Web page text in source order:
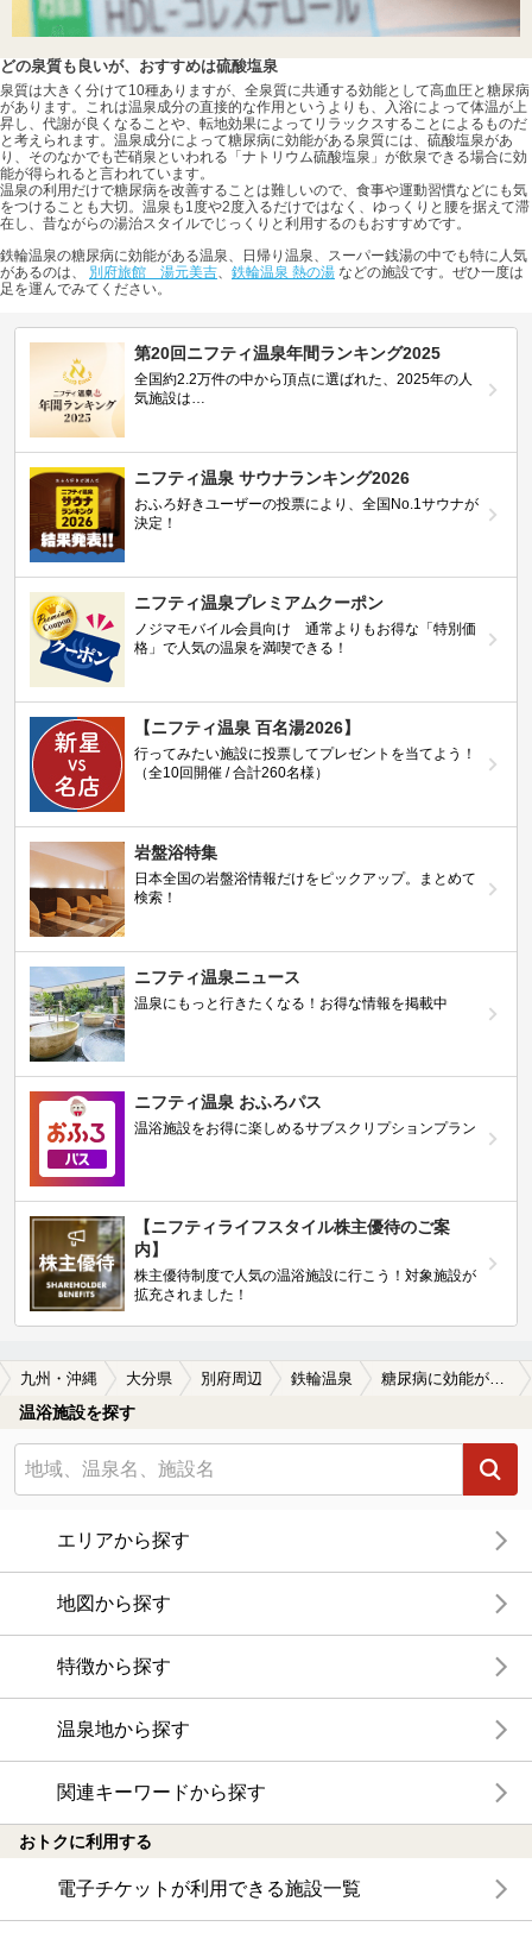
どの泉質も良いが、おすすめは硫酸塩泉
泉質は大きく分けて10種ありますが、全泉質に共通する効能として高血圧と糖尿病
があります。これは温泉成分の直接的な作用というよりも、入浴によって体温が上
昇し、代謝が良くなることや、転地効果によってリラックスすることによるものだ
と考えられます。温泉成分によって糖尿病に効能がある泉質には、硫酸塩泉があ
り、そのなかでも芒硝泉といわれる「ナトリウム硫酸塩泉」が飲泉できる場合に効
能が得られると言われています。
温泉の利用だけで糖尿病を改善することは難しいので、食事や運動習慣などにも気
をつけることも大切。温泉も1度や2度入るだけではなく、ゆっくりと腰を据えて滞
在し、昔ながらの湯治スタイルでじっくりと利用するのもおすすめです。
鉄輪温泉の糖尿病に効能がある温泉、日帰り温泉、スーパー銭湯の中でも特に人気
があるのは、 別府旅館 湯元美吉、 鉄輪温泉 熱の湯 などの施設です。ぜひ一度は
足を運んでみてください。
第20回ニフティ温泉年間ランキング2025
全国約2.2万件の中から頂点に選ばれた、2025年の人
気施設は…
ニフティ温泉 サウナランキング2026
おふろ好きユーザーの投票により、全国No.1サウナが
決定！
ニフティ温泉プレミアムクーポン
ノジマモバイル会員向け 通常よりもお得な「特別価
格」で人気の温泉を満喫できる！
【ニフティ温泉 百名湯2026】
行ってみたい施設に投票してプレゼントを当てよう！
（全10回開催 / 合計260名様）
岩盤浴特集
日本全国の岩盤浴情報だけをピックアップ。まとめて
検索！
ニフティ温泉ニュース
温泉にもっと行きたくなる！お得な情報を掲載中
ニフティ温泉 おふろパス
温浴施設をお得に楽しめるサブスクリプションプラン
【ニフティライフスタイル株主優待のご案
内】
株主優待制度で人気の温浴施設に行こう！対象施設が
拡充されました！
九州・沖縄 大分県 別府周辺 鉄輪温泉 糖尿病に効能がある鉄輪温泉の温泉、日帰り温泉、スーパー銭湯おすすめ
温浴施設を探す
エリアから探す
地図から探す
特徴から探す
温泉地から探す
関連キーワードから探す
おトクに利用する
電子チケットが利用できる施設一覧